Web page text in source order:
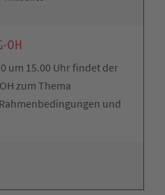
OH
um 15.00 Uhr findet der
zum Thema
und